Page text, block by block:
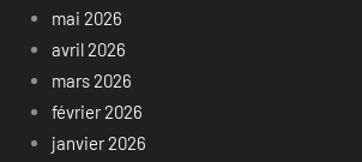
mai 2026
avril 2026
mars 2026
février 2026
janvier 2026